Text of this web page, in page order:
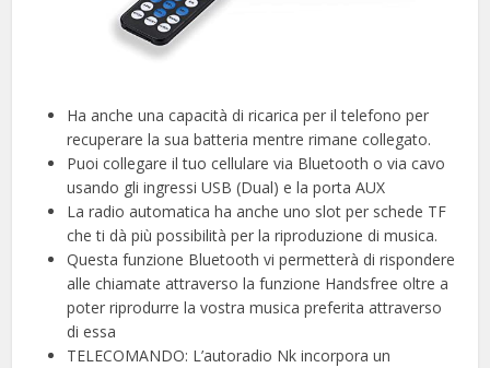
Ha anche una capacità di ricarica per il telefono per
recuperare la sua batteria mentre rimane collegato.
Puoi collegare il tuo cellulare via Bluetooth o via cavo
usando gli ingressi USB (Dual) e la porta AUX
La radio automatica ha anche uno slot per schede TF
che ti dà più possibilità per la riproduzione di musica.
Questa funzione Bluetooth vi permetterà di rispondere
alle chiamate attraverso la funzione Handsfree oltre a
poter riprodurre la vostra musica preferita attraverso
di essa
TELECOMANDO: L’autoradio Nk incorpora un